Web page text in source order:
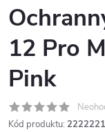
12 Pro
Pink
Kód produktu: